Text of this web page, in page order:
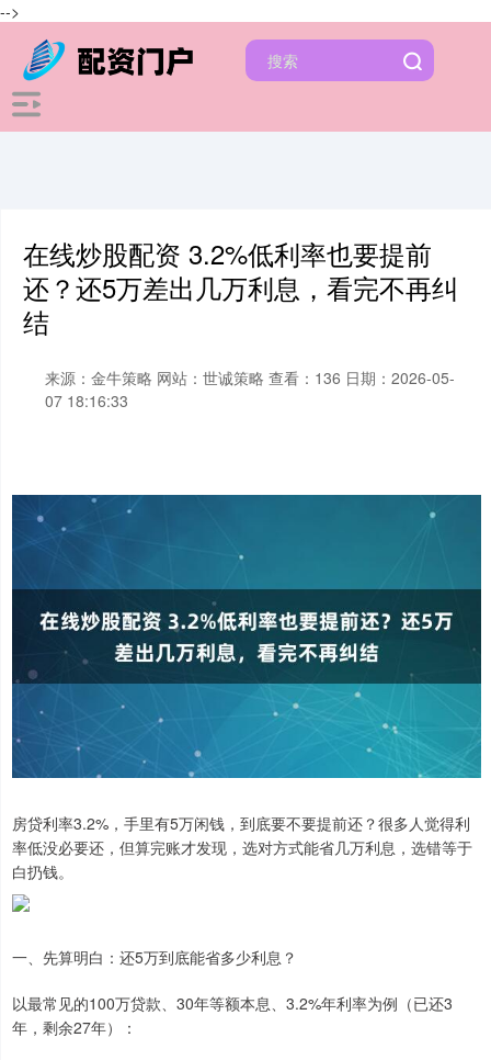
-->
在线炒股配资 3.2%低利率也要提前
还？还5万差出几万利息，看完不再纠
结
来源：金牛策略 网站：世诚策略 查看：136 日期：2026-05-
07 18:16:33
房贷利率3.2%，手里有5万闲钱，到底要不要提前还？很多人觉得利
率低没必要还，但算完账才发现，选对方式能省几万利息，选错等于
白扔钱。
一、先算明白：还5万到底能省多少利息？
以最常见的100万贷款、30年等额本息、3.2%年利率为例（已还3
年，剩余27年）：